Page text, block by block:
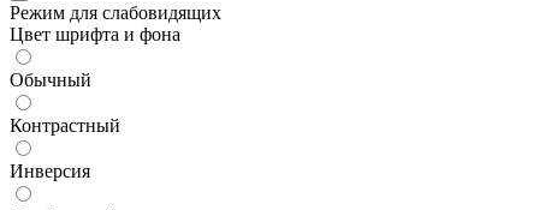
Режим для слабовидящих
Цвет шрифта и фона
Обычный
Контрастный
Инверсия